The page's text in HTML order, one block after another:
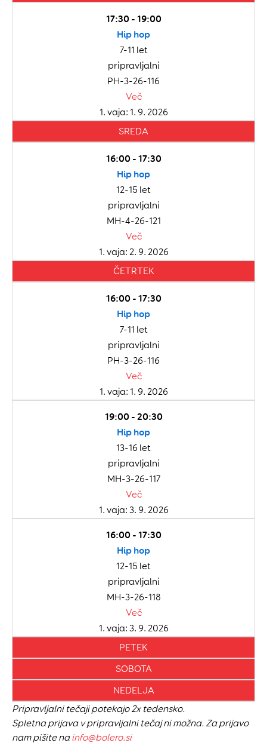
17:30 - 19:00
Hip hop
7-11 let
pripravljalni
PH-3-26-116
Več
1. vaja: 1. 9. 2026
SREDA
16:00 - 17:30
Hip hop
12-15 let
pripravljalni
MH-4-26-121
Več
1. vaja: 2. 9. 2026
ČETRTEK
16:00 - 17:30
Hip hop
7-11 let
pripravljalni
PH-3-26-116
Več
1. vaja: 1. 9. 2026
19:00 - 20:30
Hip hop
13-16 let
pripravljalni
MH-3-26-117
Več
1. vaja: 3. 9. 2026
16:00 - 17:30
Hip hop
12-15 let
pripravljalni
MH-3-26-118
Več
1. vaja: 3. 9. 2026
PETEK
SOBOTA
NEDELJA
Pripravljalni tečaji potekajo 2x tedensko.
Spletna prijava v pripravljalni tečaj ni možna. Za prijavo
nam pišite nainfo@bolero.si